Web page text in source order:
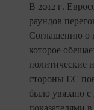
В 2012 г.
раундов
Соглашению о
которое
политические
стороны ЕС
было увязано